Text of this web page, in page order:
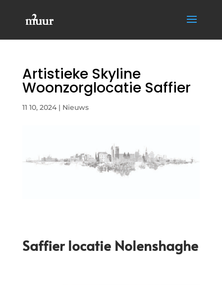
Artistieke Skyline
Woonzorglocatie Saffier
11 10, 2024| Nieuws
Saffier locatie Nolenshaghe